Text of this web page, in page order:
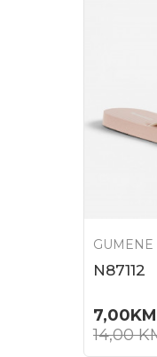
GUMENE
N87112
7,00KM
14,00